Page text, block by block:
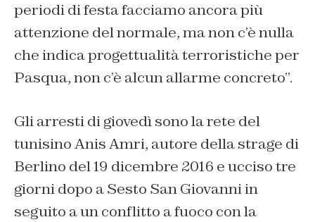
periodi di festa facciamo ancora più
attenzione del normale, ma non c’è nulla
che indica progettualità terroristiche per
Pasqua, non c’è alcun allarme concreto”.
Gli arresti di giovedì sono la rete del
tunisino Anis Amri, autore della strage di
Berlino del 19 dicembre 2016 e ucciso tre
giorni dopo a Sesto San Giovanni in
seguito a un conflitto a fuoco con la